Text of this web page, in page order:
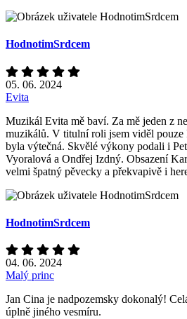
HodnotimSrdcem
05. 06. 2024
Evita
Muzikál Evita mě baví. Za mě jeden z
muzikálů. V titulní roli jsem viděl pouze
byla výtečná. Skvělé výkony podali i
Vyoralová a Ondřej Izdný. Obsazení
velmi špatný pěvecky a překvapivě i
HodnotimSrdcem
04. 06. 2024
Malý princ
Jan Cina je nadpozemsky dokonalý!
úplně jiného vesmíru.